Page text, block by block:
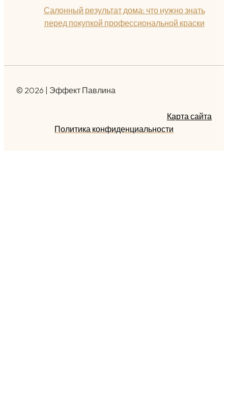
Салонный результат дома: что нужно знать
перед покупкой профессиональной краски
© 2026 | Эффект Павлина
Карта сайта
Политика конфиденциальности